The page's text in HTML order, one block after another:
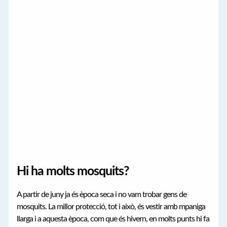
Hi ha molts mosquits?
A partir de juny ja és època seca i no vam trobar gens de
mosquits. La millor protecció, tot i això, és vestir amb mpaniga
llarga i a aquesta època, com que és hivern, en molts punts hi fa